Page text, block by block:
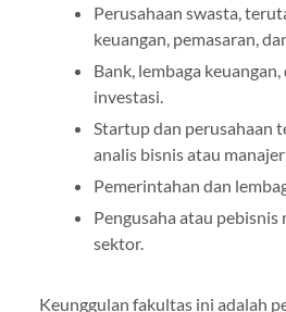
Perusahaan swasta,
keuangan, pemasaran,
Bank, lembaga
investasi.
Startup dan perusahaan
analis bisnis atau
Pemerintahan dan
Pengusaha atau
sektor.
Keunggulan fakultas ini adalah